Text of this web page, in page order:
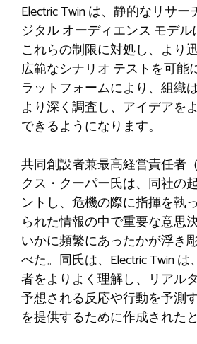
Electric Twin は、静的なリサ
ジタル オーディエンス モデ
これらの制限に対処し、より
広範なシナリオ テストを可能
ラットフォームにより、組織
より深く調査し、アイデアを
できるようになります。
共同創設者兼最高経営責任者
クス・クーパー氏は、同社の
ントし、危機の際に指揮を執
られた情報の中で重要な意思
いかに頻繁にあったかが浮き
べた。同氏は、Electric Twin
者をよりよく理解し、リアル
予想される反応や行動を予測
を提供するために作成された